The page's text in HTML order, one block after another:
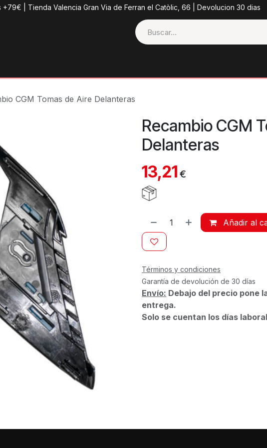
+79€ | Tienda Valencia Gran Via de Ferran el Catòlic, 66 | Devolucion 30 dias
CGM Tomas de Aire Delanteras
Recambio CGM
Delanteras
13,21 €
Añadir al
Términos y condiciones
Garantía de devolución de 30 días
Envío: Debajo del precio pone
entrega.
Solo se cuentan los días